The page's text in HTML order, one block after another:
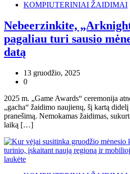
KOMPIUTERINIAI ŽAIDIMAI
Nebeerzinkite,
pagaliau turi sausio
datą
13 gruodžio, 2025
0
2025 m. „Game Awards“ ceremonija
„gacha“ žaidimo naujienų, šį kartą
pranešimą. Nemokamas žaidimas,
laiką […]